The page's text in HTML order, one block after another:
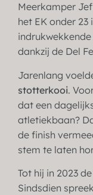
Meerkamper
het EK onder 23
dankzij de Del
Jarenlang
stotterkooi.
dat een
atletiekbaan?
de finish
stem te laten
Tot hij in 2023
Sindsdien